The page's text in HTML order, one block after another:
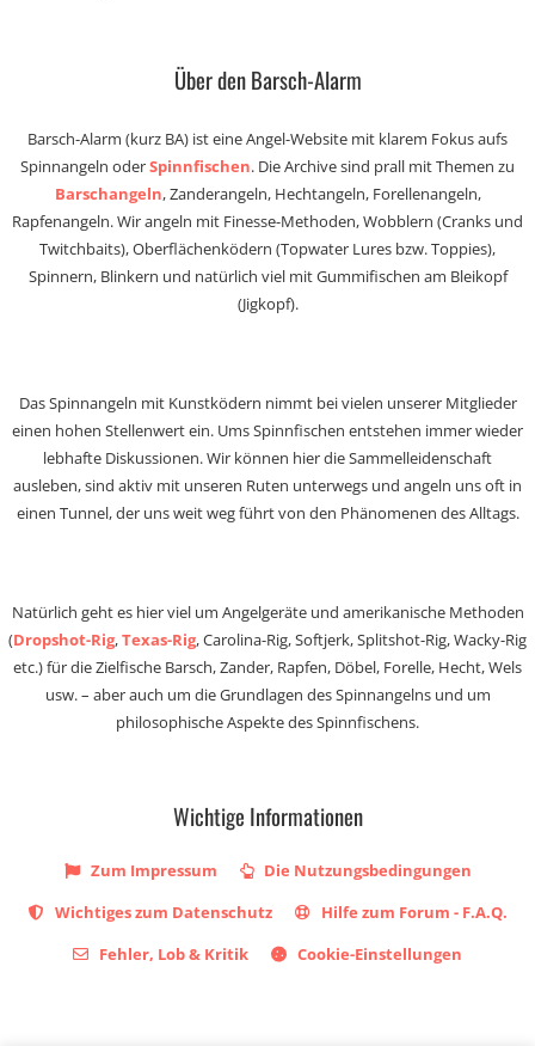
Über den Barsch-Alarm
Barsch-Alarm (kurz BA) ist eine Angel-Website mit klarem Fokus aufs
Spinnangeln oderSpinnfischen. Die Archive sind prall mit Themen zu
Barschangeln, Zanderangeln, Hechtangeln, Forellenangeln,
Rapfenangeln. Wir angeln mit Finesse-Methoden, Wobblern (Cranks und
Twitchbaits), Oberflächenködern (Topwater Lures bzw. Toppies),
Spinnern, Blinkern und natürlich viel mit Gummifischen am Bleikopf
(Jigkopf).
Das Spinnangeln mit Kunstködern nimmt bei vielen unserer Mitglieder
einen hohen Stellenwert ein. Ums Spinnfischen entstehen immer wieder
lebhafte Diskussionen. Wir können hier die Sammelleidenschaft
ausleben, sind aktiv mit unseren Ruten unterwegs und angeln uns oft in
einen Tunnel, der uns weit weg führt von den Phänomenen des Alltags.
Natürlich geht es hier viel um Angelgeräte und amerikanische Methoden
(Dropshot-Rig,Texas-Rig, Carolina-Rig, Softjerk, Splitshot-Rig, Wacky-Rig
etc.) für die Zielfische Barsch, Zander, Rapfen, Döbel, Forelle, Hecht, Wels
usw. – aber auch um die Grundlagen des Spinnangelns und um
philosophische Aspekte des Spinnfischens.
Wichtige Informationen
Zum Impressum
Die Nutzungsbedingungen
Wichtiges zum Datenschutz
Hilfe zum Forum - F.A.Q.
Fehler, Lob & Kritik
Cookie-Einstellungen